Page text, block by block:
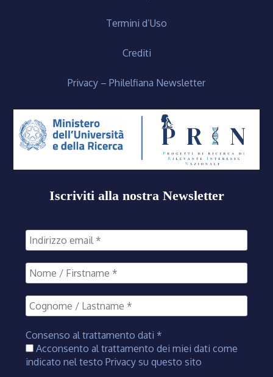
Termini d’Uso
Crediti
Privacy – Philelfiana Newsletter
Iscriviti alla nostra Newsletter
Consenso al trattamento dati *
Acconsento al trattamento dei miei dati come
indicato nel testo Privacy su questo sito